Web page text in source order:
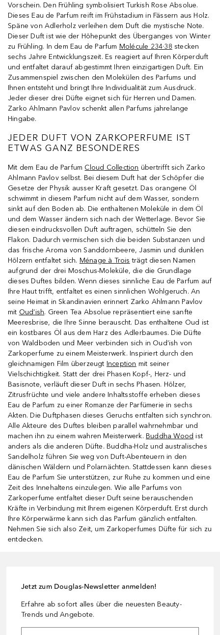
Vorschein. Den Frühling symbolisiert Turkish Rose Absolue.
Dieses Eau de Parfum reift im Frühstadium in Fässern aus Holz.
Späne von Adlerholz verleihen dem Duft die mystische Note.
Dieser Duft ist wie der Höhepunkt des Überganges von Winter
zu Frühling. In dem Eau de Parfum Molécule 234·38 stecken
sechs Jahre Entwicklungszeit. Es reagiert auf Ihren Körperduft
und entfaltet darauf abgestimmt Ihren einzigartigen Duft. Ein
Zusammenspiel zwischen den Molekülen des Parfums und
Ihnen entsteht und bringt Ihre Individualität zum Ausdruck.
Jeder dieser drei Düfte eignet sich für Herren und Damen.
Zarko Ahlmann Pavlov schenkt allen Parfums jahrelange
Hingabe.
JEDER DUFT VON ZARKOPERFUME IST
ETWAS GANZ BESONDERES
Mit dem Eau de Parfum Cloud Collection übertrifft sich Zarko
Ahlmann Pavlov selbst. Bei diesem Duft hat der Schöpfer die
Gesetze der Physik ausser Kraft gesetzt. Das orangene Öl
schwimmt in diesem Parfum nicht auf dem Wasser, sondern
sinkt auf den Boden ab. Die enthaltenen Moleküle in dem Öl
und dem Wasser ändern sich nach der Wetterlage. Bevor Sie
diesen eindrucksvollen Duft auftragen, schütteln Sie den
Flakon. Dadurch vermischen sich die beiden Substanzen und
das frische Aroma von Sanddornbeere, Jasmin und dunklen
Hölzern entfaltet sich. Ménage à Trois trägt diesen Namen
aufgrund der drei Moschus-Moleküle, die die Grundlage
dieses Duftes bilden. Wenn dieses sinnliche Eau de Parfum auf
Ihre Haut trifft, entfaltet es einen sinnlichen Wohlgeruch. An
seine Heimat in Skandinavien erinnert Zarko Ahlmann Pavlov
mit Oud’ish. Green Tea Absolue repräsentiert eine sanfte
Meeresbrise, die Ihre Sinne berauscht. Das enthaltene Oud ist
ein kostbares Öl aus dem Harz des Adlerbaumes. Die Düfte
von Waldboden und Meer verbinden sich in Oud’ish von
Zarkoperfume zu einem Meisterwerk. Inspiriert durch den
gleichnamigen Film überzeugt Inception mit seiner
Vielschichtigkeit. Statt der drei Phasen Kopf-, Herz- und
Basisnote, verläuft dieser Duft in sechs Phasen. Hölzer,
Zitrusfrüchte und viele andere Inhaltsstoffe erheben dieses
Eau de Parfum zu einer Romanze der Parfümerie in sechs
Akten. Die Duftphasen dieses Geruchs entfalten sich synchron.
Alle Akteure des Duftes bleiben parallel wahrnehmbar und
machen ihn zu einem wahren Meisterwerk. Buddha Wood ist
anders als die anderen Düfte. Buddha-Holz und australisches
Sandelholz führen Sie weg von Duft-Abenteuern in den
dänischen Wäldern und Polarnächten. Stattdessen kann dieses
Eau de Parfum Sie unterstützen, zur Ruhe zu kommen und eine
Zeit des Innehaltens einzulegen. Wie alle Parfums von
Zarkoperfume entfaltet dieser Duft seine berauschenden
Kräfte in Verbindung mit Ihrem eigenen Körperduft. Erst durch
Ihre Körperwärme kann sich das Parfum gänzlich entfalten.
Nehmen Sie sich also Zeit, um Zarkoperfumes Düfte für sich zu
entdecken.
Jetzt zum Douglas-Newsletter anmelden!
Erfahre ab sofort alles über die neuesten Beauty-
Trends und Angebote.